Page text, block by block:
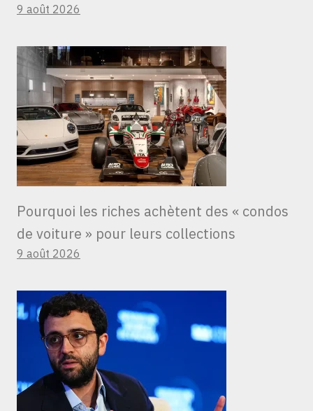
9 août 2026
Pourquoi les riches achètent des « condos
de voiture » ​​pour leurs collections
9 août 2026